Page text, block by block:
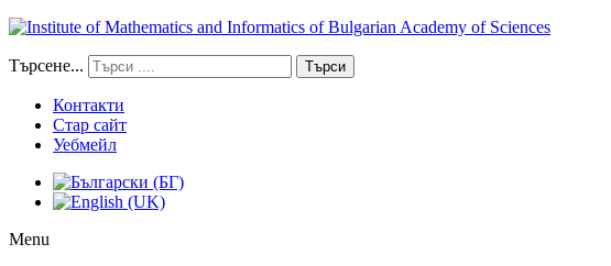
Търсене... Търси
Контакти
Стар сайт
Уебмейл
Menu